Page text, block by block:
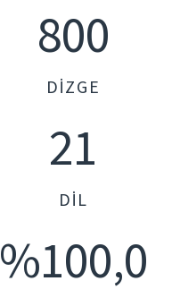
800
DIZGE
21
DIL
%100,0